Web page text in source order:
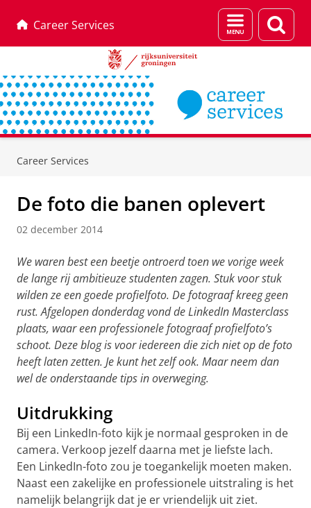
Career Services
Menu
en
Career Services
De foto die banen oplevert
02 december 2014
We waren best een beetje ontroerd toen we vorige week
de lange rij ambitieuze studenten zagen. Stuk voor stuk
wilden ze een goede profielfoto. De fotograaf kreeg geen
rust. Afgelopen donderdag vond de LinkedIn Masterclass
plaats, waar een professionele fotograaf profielfoto’s
schoot. Deze blog is voor iedereen die zich niet op de foto
heeft laten zetten. Je kunt het zelf ook. Maar neem dan
wel de onderstaande tips in overweging.
Uitdrukking
Bij een LinkedIn-foto kijk je normaal gesproken in de
camera. Verkoop jezelf daarna met je liefste lach.
Een LinkedIn-foto zou je toegankelijk moeten maken.
Naast een zakelijke en professionele uitstraling is het
namelijk belangrijk dat je er vriendelijk uit ziet.